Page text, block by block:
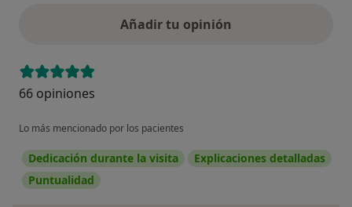
Añadir tu opinión
66 opiniones
Lo más mencionado por los pacientes
Dedicación durante la visita
Explicaciones detalladas
Puntualidad